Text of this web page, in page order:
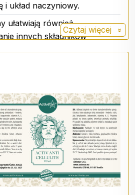
i układ naczyniowy.
ułatwiają również
innych składników
i pomagają organizmowi
wykorzystywać energię z
przez cały dzień.
jednym z flawonoidów
występujących w roślinach.
ze swojej roli w roślinach,
udział w ochronie przed
stosowany w wielu
Czytaj więcej